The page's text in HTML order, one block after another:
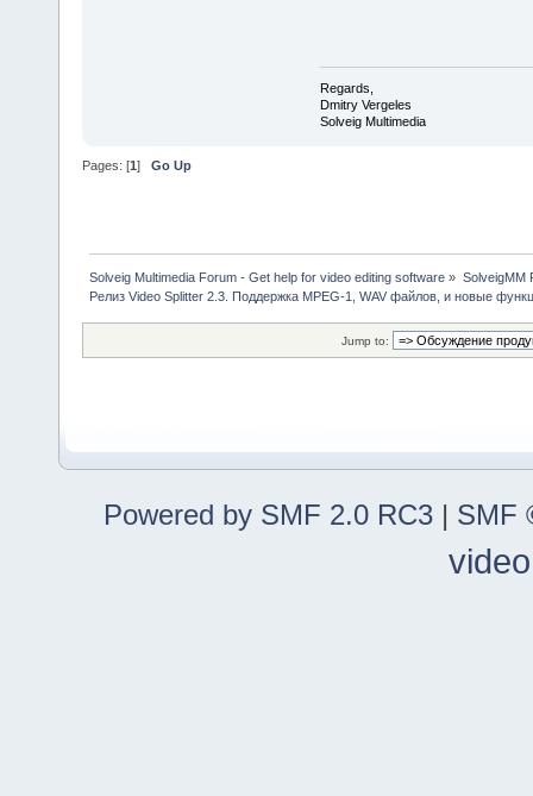
Regards,
Dmitry Vergeles
Solveig Multimedia
Pages: [1] Go Up
Solveig Multimedia Forum - Get help for video editing software » SolveigMM
Релиз Video Splitter 2.3. Поддержка MPEG-1, WAV файлов, и новые
Jump to:
Powered by SMF 2.0 RC3 | SMF